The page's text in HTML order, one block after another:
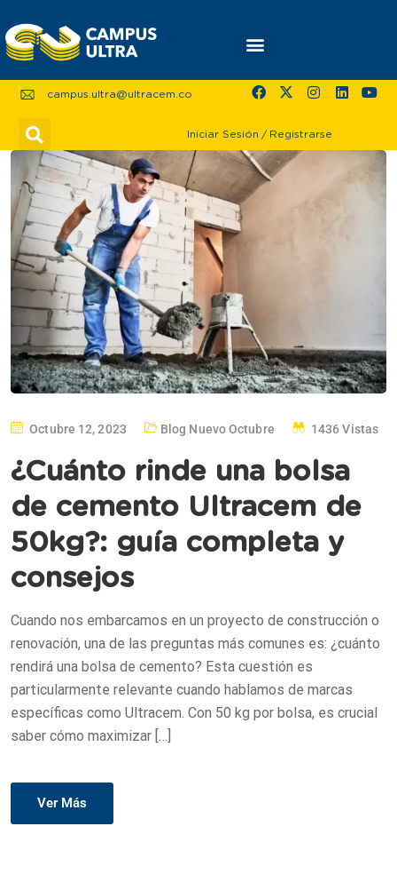
campus.ultra@ultracem.co
Iniciar Sesión / Registrarse
Octubre 12, 2023 Blog Nuevo Octubre 1436 Vistas
¿Cuánto rinde una bolsa
de cemento Ultracem de
50kg?: guía completa y
consejos
Cuando nos embarcamos en un proyecto de construcción o
renovación, una de las preguntas más comunes es: ¿cuánto
rendirá una bolsa de cemento? Esta cuestión es
particularmente relevante cuando hablamos de marcas
específicas como Ultracem. Con 50 kg por bolsa, es crucial
saber cómo maximizar […]
Ver Más